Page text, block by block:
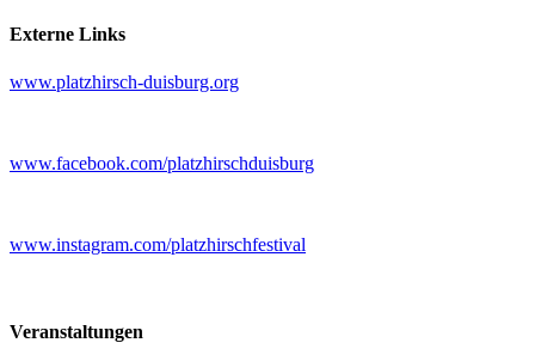
Externe Links
www.platzhirsch-duisburg.org
www.facebook.com/platzhirschduisburg
www.instagram.com/platzhirschfestival
Veranstaltungen